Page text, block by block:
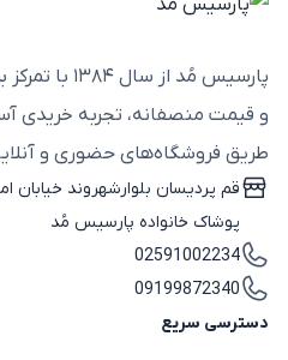
پارسیس مُد از سال ۱۳۸۴ با تمرکز بر تولید
و قیمت منصفانه، تجربه خریدی
طریق فروشگاه‌های حضوری و
قم پردیسان بلوارشهروند
پوشاک خانواده پارسیس مُد
02591002234
09199872340
دسترسی سریع